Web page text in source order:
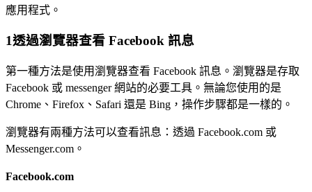
應用程式。
1透過瀏覽器查看 Facebook 訊息
第一種方法是使用瀏覽器查看 Facebook 訊息。瀏覽器是存取
Facebook 或 messenger 網站的必要工具。無論您使用的是
Chrome、Firefox、Safari 還是 Bing，操作步驟都是一樣的。
瀏覽器有兩種方法可以查看訊息：透過 Facebook.com 或
Messenger.com。
Facebook.com